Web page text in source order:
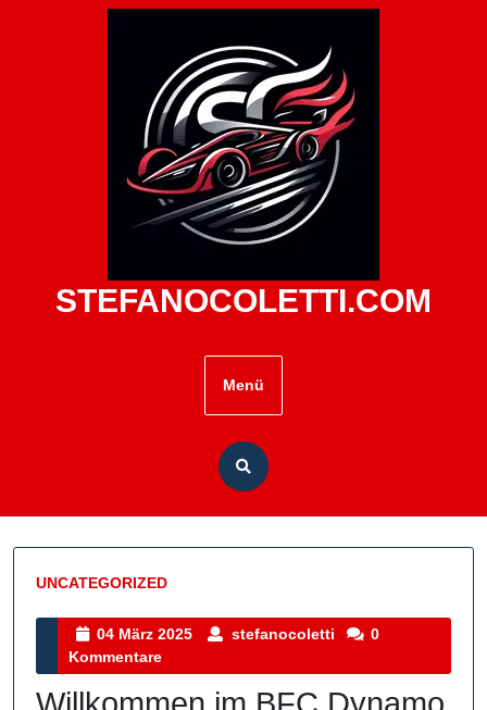
STEFANOCOLETTI.COM
Menü
UNCATEGORIZED
Kategorie
04 März 2025
04
2025
stefanocoletti stefanocoletti
0
Kommentare